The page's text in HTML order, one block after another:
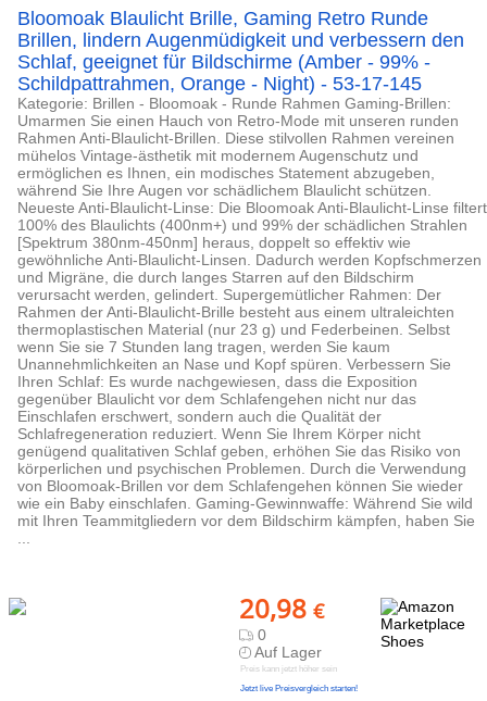
Bloomoak Blaulicht Brille, Gaming Retro Runde
Brillen, lindern Augenmüdigkeit und verbessern den
Schlaf, geeignet für Bildschirme (Amber - 99% -
Schildpattrahmen, Orange - Night) - 53-17-145
Kategorie: Brillen - Bloomoak - Runde Rahmen Gaming-Brillen:
Umarmen Sie einen Hauch von Retro-Mode mit unseren runden
Rahmen Anti-Blaulicht-Brillen. Diese stilvollen Rahmen vereinen
mühelos Vintage-ästhetik mit modernem Augenschutz und
ermöglichen es Ihnen, ein modisches Statement abzugeben,
während Sie Ihre Augen vor schädlichem Blaulicht schützen.
Neueste Anti-Blaulicht-Linse: Die Bloomoak Anti-Blaulicht-Linse filtert
100% des Blaulichts (400nm+) und 99% der schädlichen Strahlen
[Spektrum 380nm-450nm] heraus, doppelt so effektiv wie
gewöhnliche Anti-Blaulicht-Linsen. Dadurch werden Kopfschmerzen
und Migräne, die durch langes Starren auf den Bildschirm
verursacht werden, gelindert. Supergemütlicher Rahmen: Der
Rahmen der Anti-Blaulicht-Brille besteht aus einem ultraleichten
thermoplastischen Material (nur 23 g) und Federbeinen. Selbst
wenn Sie sie 7 Stunden lang tragen, werden Sie kaum
Unannehmlichkeiten an Nase und Kopf spüren. Verbessern Sie
Ihren Schlaf: Es wurde nachgewiesen, dass die Exposition
gegenüber Blaulicht vor dem Schlafengehen nicht nur das
Einschlafen erschwert, sondern auch die Qualität der
Schlafregeneration reduziert. Wenn Sie Ihrem Körper nicht
genügend qualitativen Schlaf geben, erhöhen Sie das Risiko von
körperlichen und psychischen Problemen. Durch die Verwendung
von Bloomoak-Brillen vor dem Schlafengehen können Sie wieder
wie ein Baby einschlafen. Gaming-Gewinnwaffe: Während Sie wild
mit Ihren Teammitgliedern vor dem Bildschirm kämpfen, haben Sie
20,98 €
0
Auf Lager
Preis kann jetzt höher sein
Jetzt live Preisvergleich starten!